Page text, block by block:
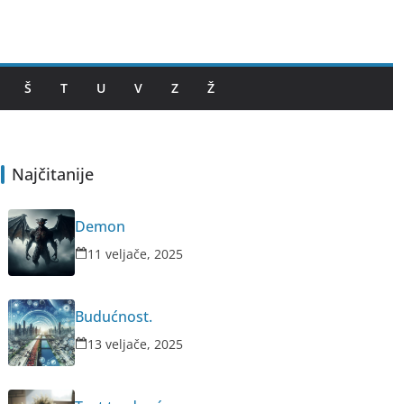
Š T U V Z Ž
Najčitanije
Demon
11 veljače, 2025
Budućnost.
13 veljače, 2025